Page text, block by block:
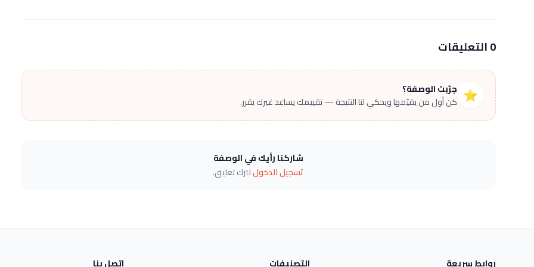
0 التعليقات
⭐ جرّبت الوصفة؟
كن أول من يقيّمها ويحكي لنا النتيجة — تقييمك يساعد غيرك يقرر.
شاركنا رأيك في الوصفة
تسجيل الدخوللترك تعليق.
روابط سريعة التصنيفات اتصل بنا